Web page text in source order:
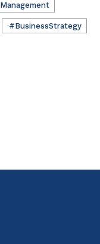
Management
·#BusinessStrategy